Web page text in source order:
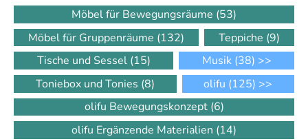
Möbel für Bewegungsräume (53)
Möbel für Gruppenräume (132) Teppiche (9)
Tische und Sessel (15) Musik (38) >>
Toniebox und Tonies (8) olifu (125) >>
olifu Bewegungskonzept (6)
olifu Ergänzende Materialien (14)